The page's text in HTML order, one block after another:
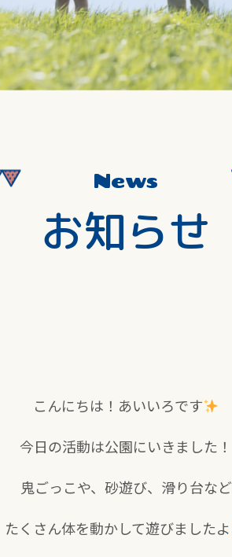
News
お知らせ
こんにちは！あいいろです
今日の活動は公園にいきました！
鬼ごっこや、砂遊び、滑り台など
たくさん体を動かして遊びましたよ